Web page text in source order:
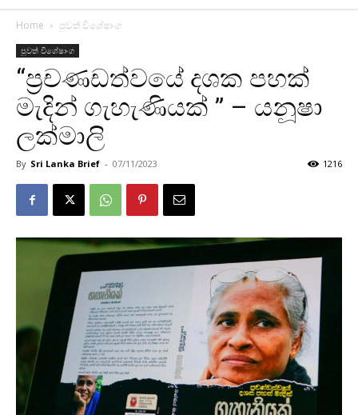
Home පුවත් විශේෂාංග
පුවත් විශේෂාංග
“ප්‍රචණඩත්වයේ දශක පහක්
මැදින් ගැහැණියක් ” – යනූෂා
ලක්මාලි
By Sri Lanka Brief - 07/11/2023 1216